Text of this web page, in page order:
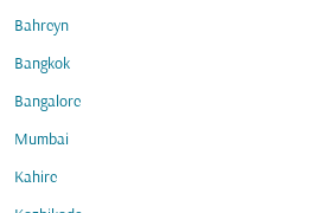
Bahreyn
Bangkok
Bangalore
Mumbai
Kahire